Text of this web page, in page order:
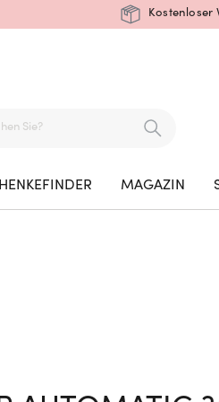
Kostenloser
MAGAZIN